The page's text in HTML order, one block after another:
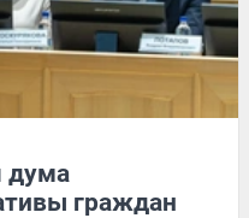
дума
граждан